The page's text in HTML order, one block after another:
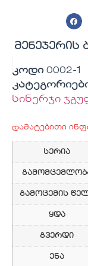
მენეჯერის
კოდი 0002-1
სინერჯი
დამატებითი
სერია
გამოცემის
ყდა
გვერდი
ენა